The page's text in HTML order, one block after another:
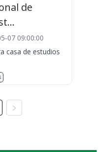
de
07 09:00:00
casa de estudios